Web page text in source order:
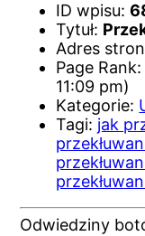
ID wpisu:
Tytuł:
Adres
Page Rank:
11:09 pm)
Kategorie:
Tagi: jak
Odwiedziny